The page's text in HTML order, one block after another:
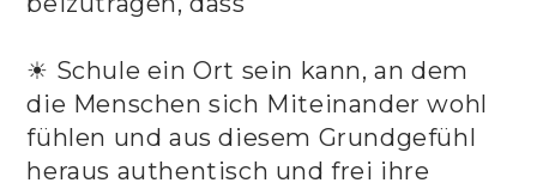
☀ Schule ein Ort sein kann, an dem
die Menschen sich Miteinander wohl
fühlen und aus diesem Grundgefühl
heraus authentisch und frei ihre